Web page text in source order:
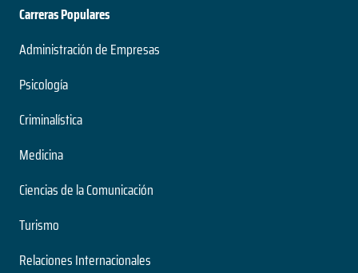
Grado
Presencial
Licenciado en Sociología
4 años
Grado
Presencial
Carreras Populares
Administración de Empresas
Psicología
Criminalística
Medicina
Ciencias de la Comunicación
Turismo
Relaciones Internacionales